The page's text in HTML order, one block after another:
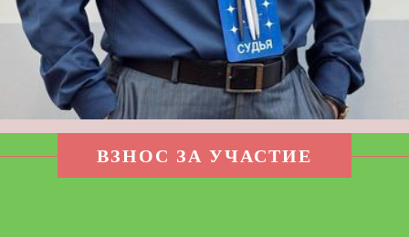
ВЗНОС ЗА УЧАСТИЕ